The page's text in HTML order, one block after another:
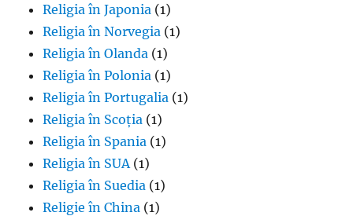
Religia în Japonia (1)
Religia în Norvegia (1)
Religia în Olanda (1)
Religia în Polonia (1)
Religia în Portugalia (1)
Religia în Scoția (1)
Religia în Spania (1)
Religia în SUA (1)
Religia în Suedia (1)
Religie în China (1)